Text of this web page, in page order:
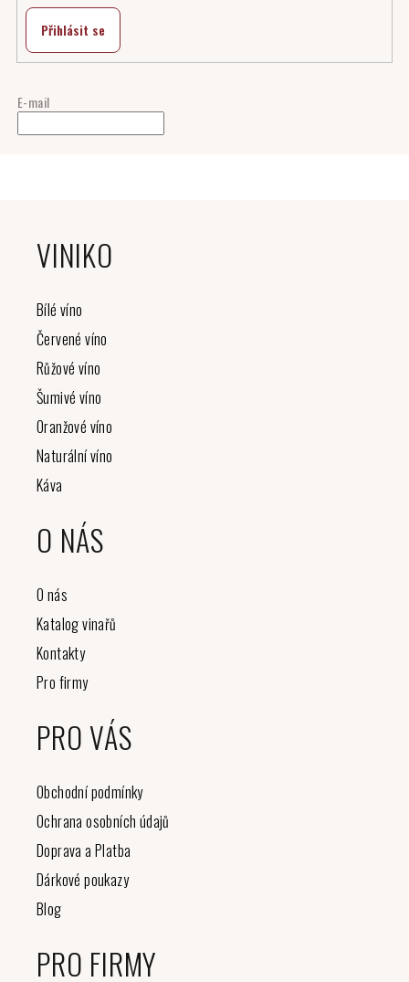
E-mail
Přihlásit se
VINIKO
Bílé víno
Červené víno
Růžové víno
Šumivé víno
Oranžové víno
Naturální víno
Káva
O NÁS
O nás
Katalog vinařů
Kontakty
Pro firmy
PRO VÁS
Obchodní podmínky
Ochrana osobních údajů
Doprava a Platba
Dárkové poukazy
Blog
PRO FIRMY